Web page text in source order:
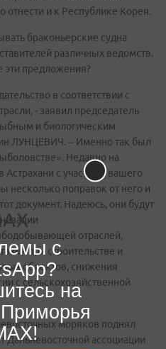
отнести и к Республике Корея.
браконьерские судна
различных ведомств.
эти предложения?
в соответствии с
- заявил председатель
и биологическим
ЛУНЦЕВИЧ. – Именно так был
Недавно на
Астрахани с участием вашего
несколько поправок от него и
документ. Надеюсь, они будут
отраслей,
при строительстве и
объектов, снижения
с сельскохозяйственной
моряков поднял
ассоциации
с
на